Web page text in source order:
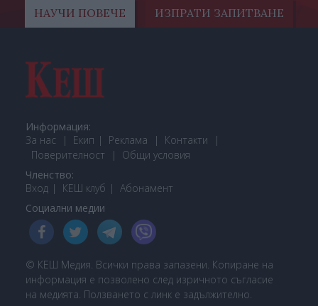
НАУЧИ ПОВЕЧЕ ИЗПРАТИ ЗАПИТВАНЕ
Информация:
За нас
Екип Реклама
Контакти
Поверителност
Общи условия
Членство:
Вход
КЕШ клуб Абонамент
Социални медии
© КЕШ Медия. Всички права запазени. Копиране на
информация е позволено след изричното съгласие
на медията. Ползването с линк е задължително.